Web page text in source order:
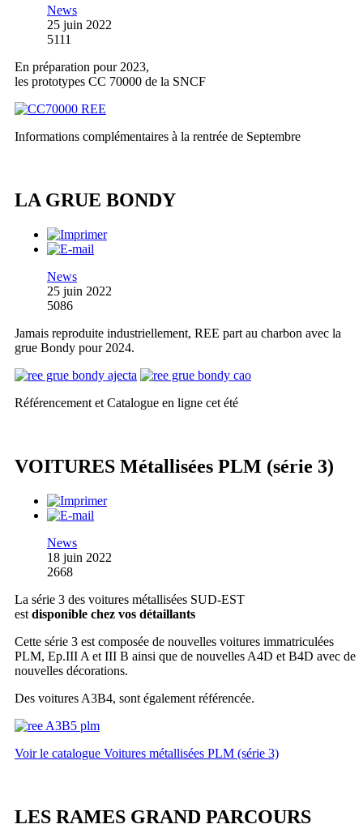
News
25 juin 2022
5111
En préparation pour 2023,
les prototypes CC 70000 de la SNCF
Informations complémentaires à la rentrée de Septembre
LA GRUE BONDY
News
25 juin 2022
5086
Jamais reproduite industriellement, REE part au charbon avec la
grue Bondy pour 2024.
Référencement et Catalogue en ligne cet été
VOITURES Métallisées PLM (série 3)
News
18 juin 2022
2668
La série 3 des voitures métallisées SUD-EST
est disponible chez vos détaillants
Cette série 3 est composée de nouvelles voitures immatriculées
PLM, Ep.III A et III B ainsi que de nouvelles A4D et B4D avec de
nouvelles décorations.
Des voitures A3B4, sont également référencée.
Voir le catalogue Voitures métallisées PLM (série 3)
LES RAMES GRAND PARCOURS